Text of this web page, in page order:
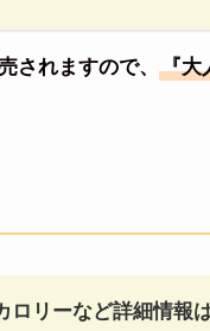
されますので、
『大
ロリーなど詳細情報